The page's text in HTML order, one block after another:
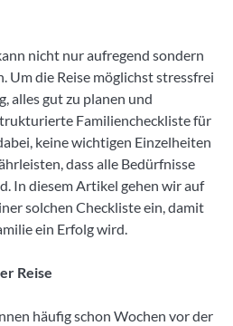
nicht nur aufregend sondern
Um die Reise möglichst stressfrei
alles gut zu planen und
Familiencheckliste für
keine wichtigen Einzelheiten
dass alle Bedürfnisse
In diesem Artikel gehen wir auf
solchen Checkliste ein, damit
ein Erfolg wird.
Reise
häufig schon Wochen vor der